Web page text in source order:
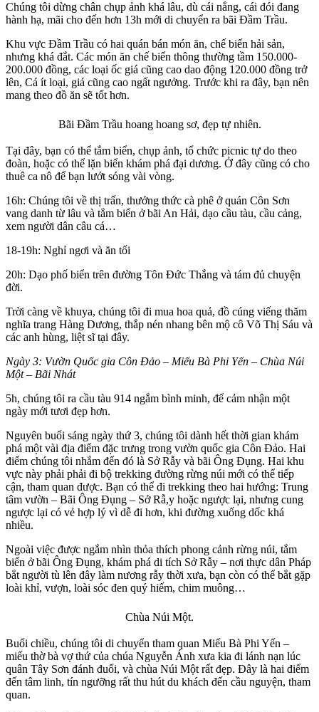
Chúng tôi dừng chân chụp ảnh khá lâu, dù cái nắng, cái đói đang
hành hạ, mãi cho đến hơn 13h mới di chuyển ra bãi Đầm Trầu.
Khu vực Đầm Trầu có hai quán bán món ăn, chế biến hải sản,
nhưng khá đắt. Các món ăn chế biến thông thường tầm 150.000-
200.000 đồng, các loại ốc giá cũng cao dao động 120.000 đồng trở
lên, Cá ít loại, giá cũng cao ngất ngưởng. Trước khi ra đây, bạn nên
mang theo đồ ăn sẽ tốt hơn.
Bãi Đầm Trầu hoang hoang sơ, đẹp tự nhiên.
Tại đây, bạn có thể tắm biển, chụp ảnh, tổ chức picnic tự do theo
đoàn, hoặc có thể lặn biển khám phá đại dương. Ở đây cũng có cho
thuê ca nô để bạn lướt sóng vài vòng.
16h: Chúng tôi về thị trấn, thưởng thức cà phê ở quán Côn Sơn
vang danh từ lâu và tắm biển ở bãi An Hải, dạo cầu tàu, cầu cảng,
xem người dân câu cá…
18-19h: Nghỉ ngơi và ăn tối
20h: Dạo phố biển trên đường Tôn Đức Thắng và tám đủ chuyện
đời.
Trời càng về khuya, chúng tôi đi mua hoa quả, đồ cúng viếng thăm
nghĩa trang Hàng Dương, thắp nén nhang bên mộ cô Võ Thị Sáu và
các anh hùng, liệt sĩ tại đây.
Ngày 3: Vườn Quốc gia Côn Đảo – Miếu Bà Phi Yến – Chùa Núi
Một – Bãi Nhát
5h, chúng tôi ra cầu tàu 914 ngắm bình minh, để cảm nhận một
ngày mới tươi đẹp hơn.
Nguyên buổi sáng ngày thứ 3, chúng tôi dành hết thời gian khám
phá một vài địa điểm đặc trưng trong vườn quốc gia Côn Đảo. Hai
điểm chúng tôi nhắm đến đó là Sở Rẫy và bãi Ông Đụng. Hai khu
vực này phải phải đi bộ trekking đường rừng núi mới có thể tiếp
cận, tham quan được. Bạn có thể đi trekking theo hai hướng: Trung
tâm vườn – Bãi Ông Đụng – Sở Rẫ,y hoặc ngược lại, nhưng cung
ngược lại có vẻ hợp lý vì dễ đi hơn, khi đường xuống dốc khá
nhiều.
Ngoài việc được ngắm nhìn thỏa thích phong cảnh rừng núi, tắm
biển ở bãi Ông Đụng, khám phá di tích Sở Rẫy – nơi thực dân Pháp
bắt người tù lên đây làm nương rẫy thời xưa, bạn còn có thể bắt gặp
loài khỉ, vượn, loài sóc đen quý hiếm, chim muông…
Chùa Núi Một.
Buổi chiều, chúng tôi di chuyển tham quan Miếu Bà Phi Yến –
miếu thờ bà vợ thứ của chúa Nguyễn Ánh xưa kia đi lánh nạn lúc
quân Tây Sơn đánh đuổi, và chùa Núi Một rất đẹp. Đây là hai điểm
đến tâm linh, tín ngưỡng rất thu hút du khách đến cầu nguyện, tham
quan.